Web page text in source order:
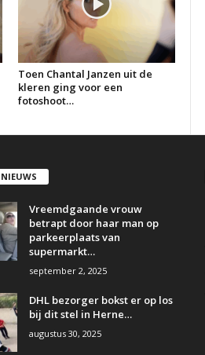
Toen Chantal Janzen uit de
kleren ging voor een
fotoshoot…
Vreemdgaande vrouw
betrapt door haar man op
parkeerplaats van
supermarkt…
september 2, 2025
DHL bezorger bokst er op los
bij dit stel in Herne…
augustus 30, 2025